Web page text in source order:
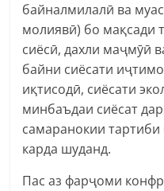
байналмилалӣ ва
молиявӣ) бо мақсади
сиёсӣ, дахли маҷмӯӣ
байни сиёсати
иқтисодӣ, сиёсати
минбаъдаи сиёсат
самаранокии
карда шуданд.
Пас аз фарҷоми